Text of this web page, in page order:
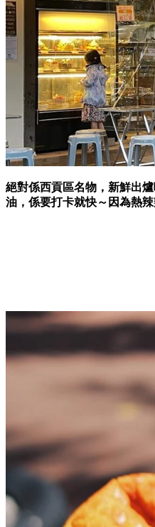
絕對係西貢區名物，新鮮出
油，係要打卡就快～因為熱